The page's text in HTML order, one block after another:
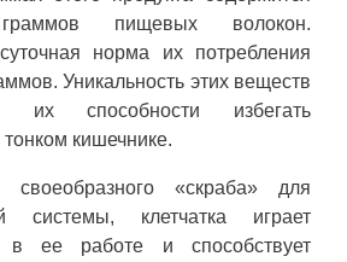
пищевых волокон.
норма их потребления
Уникальность этих веществ
их способности избегать
кишечнике.
«скраба» для
системы, клетчатка играет
в ее работе и способствует